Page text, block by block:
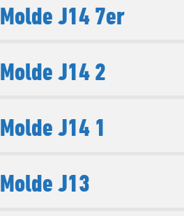
Molde J14 7er
Molde J14 2
Molde J14 1
Molde J13